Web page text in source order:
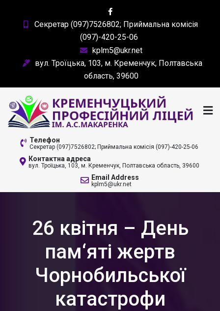
content
Секретар (097)7526802; Приймальна комісія
(097)-420-25-06
kplm5@ukr.net
вул. Троїцька, 103, м. Кременчук, Полтавська
область, 39600
КРЕМЕНЧУЦЬКИЙ
ПРОФЕСІЙНИЙ ЛІЦЕЙ
ІМ. А. С. МАКАРЕНКА
Телефон
Секретар (097)7526802; Приймальна комісія (097)-420-25-06
Контактна адреса
вул. Троїцька, 103, м. Кременчук, Полтавська область, 39600
Email Address
kplm5@ukr.net
26 квітня – День
пам‘яті жертв
Чорнобильської
катастрофи